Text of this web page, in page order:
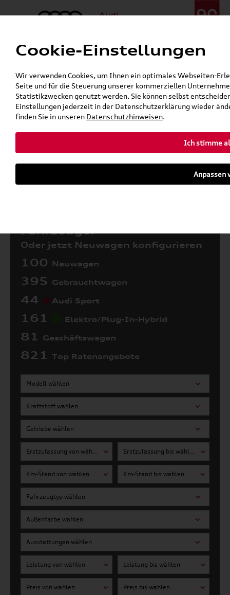
Menü
24h-Pannenhilfe:+49 (0)171 / 870 72 87
Gerade geschlossen
Verkauf:Mo. - Fr. 08:00 - 19:00 Uhr Sa. 09:00 - 13:00 Uhr
Service:Mo. - Fr. 06:00 - 20:00 Uhr Sa. 08:00 - 13:00 Uhr
Zurück zur Startseite
Fahrzeuge:
Oder jetzt Neuwagen konfigurieren
100 Neuwagen
395 Gebrauchtwagen
44 Audi Sport
161 Elektro/Plug-In-Hybrid
81 Geschäftswagen
821 Top Ratenangebote
Modell wählen
Kraftstoff wählen
Getriebe wählen
Erstzulassung von wählen Erstzulassung bis wählen
Km-Stand von wählen Km-Stand bis wählen
Fahrzeugtyp wählen
Außenfarbe wählen
Ausstattungen wählen
Leistung von wählen Leistung bis wählen
Preis von wählen Preis bis wählen
Cookie-Einstellungen
Wir verwenden Cookies, um Ihnen ein optimales Webseiten-
Seite und für die Steuerung unserer kommerziellen
Statistikzwecken genutzt werden. Sie können selbst
Einstellungen jederzeit in der Datenschutzerklärung wieder
finden Sie in unseren Datenschutzhinweisen.
Ich stimme
Anpassen